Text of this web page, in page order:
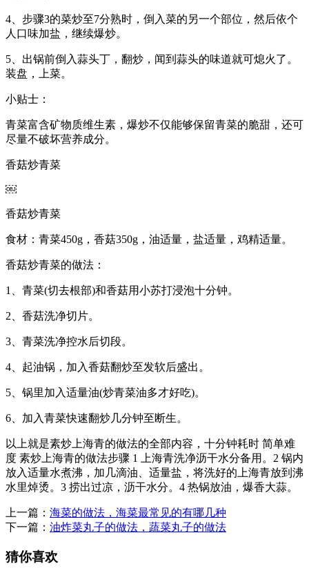
4、步骤3的菜炒至7分熟时，倒入菜的另一个部位，然后依个
人口味加盐，继续爆炒。
5、出锅前倒入蒜头丁，翻炒，闻到蒜头的味道就可熄火了。
装盘，上菜。
小贴士：
青菜富含矿物质维生素，爆炒不仅能够保留青菜的脆甜，还可
尽量不破坏营养成分。
香菇炒青菜
￼
香菇炒青菜
食材：青菜450g，香菇350g，油适量，盐适量，鸡精适量。
香菇炒青菜的做法：
1、青菜(切去根部)和香菇用小苏打浸泡十分钟。
2、香菇洗净切片。
3、青菜洗净控水后切段。
4、起油锅，加入香菇翻炒至发软后盛出。
5、锅里加入适量油(炒青菜油多才好吃)。
6、加入青菜快速翻炒几分钟至断生。
以上就是素炒上海青的做法的全部内容，十分钟耗时 简单难
度 素炒上海青的做法步骤 1 上海青洗净沥干水分备用。2 锅内
放入适量水煮沸，加几滴油、适量盐，将洗好的上海青放到沸
水里焯烫。3 捞出过凉，沥干水分。4 热锅放油，爆香大蒜。
上一篇： 海菜的做法，海菜最常见的有哪几种
下一篇： 油炸菜丸子的做法，蔬菜丸子的做法
猜你喜欢